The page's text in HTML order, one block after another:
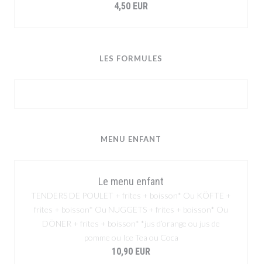
4,50 EUR
LES FORMULES
MENU ENFANT
Le menu enfant
TENDERS DE POULET + frites + boisson* Ou KÖFTE +
frites + boisson* Ou NUGGETS + frites + boisson* Ou
DÖNER + frites + boisson* *jus d’orange ou jus de
pomme ou Ice Tea ou Coca
10,90 EUR